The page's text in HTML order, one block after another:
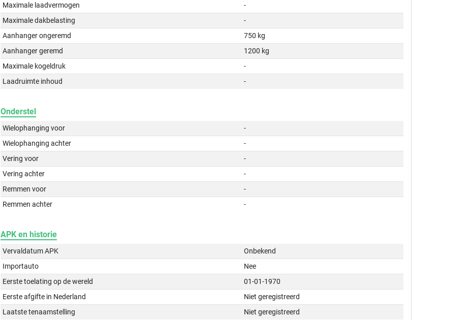
Maximale laadvermogen
-
Maximale dakbelasting
-
Aanhanger ongeremd
750 kg
Aanhanger geremd
1200 kg
Maximale kogeldruk
-
Laadruimte inhoud
-
Onderstel
Wielophanging voor
-
Wielophanging achter
-
Vering voor
-
Vering achter
-
Remmen voor
-
Remmen achter
-
APK en historie
Vervaldatum APK
Onbekend
Importauto
Nee
Eerste toelating op de wereld
01-01-1970
Eerste afgifte in Nederland
Niet geregistreerd
Laatste tenaamstelling
Niet geregistreerd